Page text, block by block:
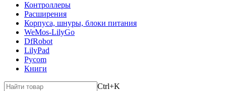
Контроллеры
Расширения
Корпуса, шнуры, блоки питания
WeMos-LilyGo
DfRobot
LilyPad
Pycom
Книги
Ctrl+K